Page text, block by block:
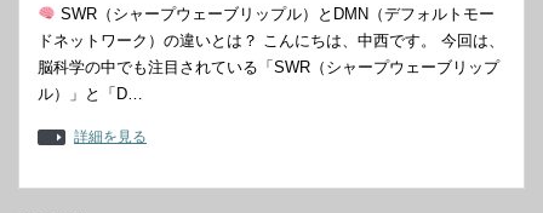
SWR（シャープウェーブリップル）とDMN（デフォルトモー
ドネットワーク）の違いとは？ こんにちは、中西です。 今回は、
脳科学の中でも注目されている「SWR（シャープウェーブリップ
ル）」と「D…
詳細を見る